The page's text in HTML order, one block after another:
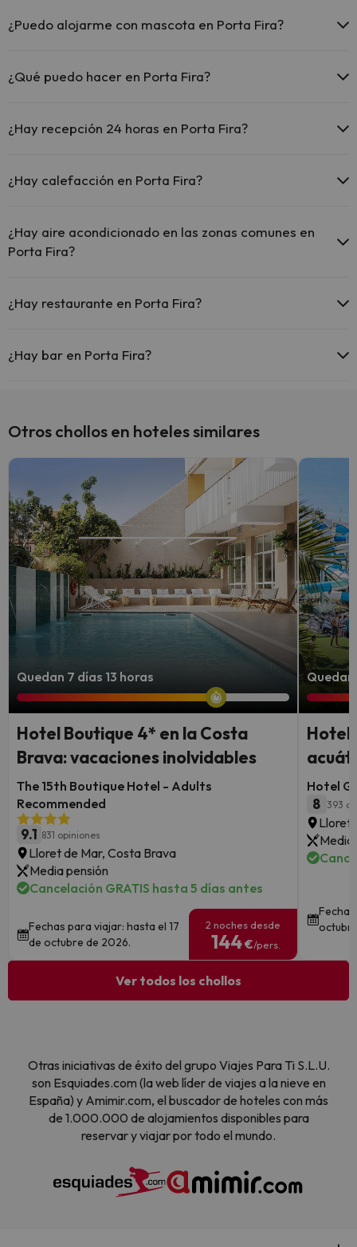
El Porta Fira ofrece Wi-Fi gratuito en zonas comunes.
¿Puedo alojarme con mascota en Porta Fira?
¿Qué puedo hacer en Porta Fira?
ser de pago).
¿Hay recepción 24 horas en Porta Fira?
¿Hay calefacción en Porta Fira?
¿Hay aire acondicionado en las zonas comunes en
Porta Fira?
¿Hay restaurante en Porta Fira?
¿Hay bar en Porta Fira?
Otros chollos en hoteles similares
Quedan 7 días 13 horas
Hotel Boutique 4* en la Costa
Brava: vacaciones inolvidables
The 15th Boutique Hotel - Adults
Recommended
9.1 831 opiniones
Lloret de Mar, Costa Brava
Media pensión
Cancelación GRATIS hasta 5 días antes
Fechas para viajar: hasta el 17
de octubre de 2026.
2 noches desde
144€/pers.
Hotel
Hotel
8 393
Lloret
Media
Ver todos los chollos
Otras iniciativas de éxito del grupo Viajes Para Ti S.L.U.
son Esquiades.com (la web líder de viajes a la nieve en
España) y Amimir.com, el buscador de hoteles con más
de 1.000.000 de alojamientos disponibles para
reservar y viajar por todo el mundo.